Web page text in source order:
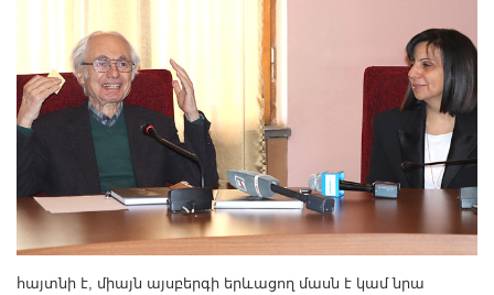
հայտնի է, միայն այսբերգի երևացող մասն է կամ նրա